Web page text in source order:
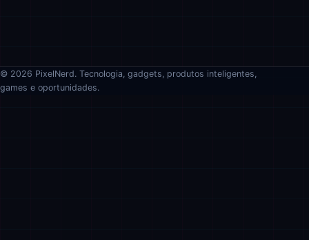
© 2026 PixelNerd. Tecnologia, gadgets, produtos inteligentes,
games e oportunidades.